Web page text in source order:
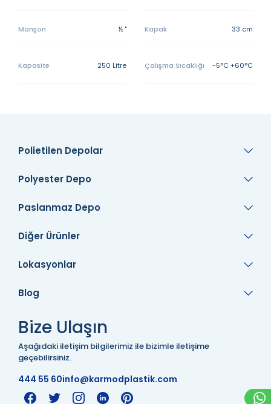
Manşon ½ " Kapak 33 cm
Kapasite 250 Litre Çalışma Sıcaklığı -5°C +60°C
Polietilen Depolar
Polyester Depo
Paslanmaz Depo
Diğer Ürünler
Lokasyonlar
Bize Ulaşın
Aşağıdaki iletişim bilgilerimiz ile bizimle iletişime
geçebilirsiniz.
444 55 60info@karmodplastik.com
Blog